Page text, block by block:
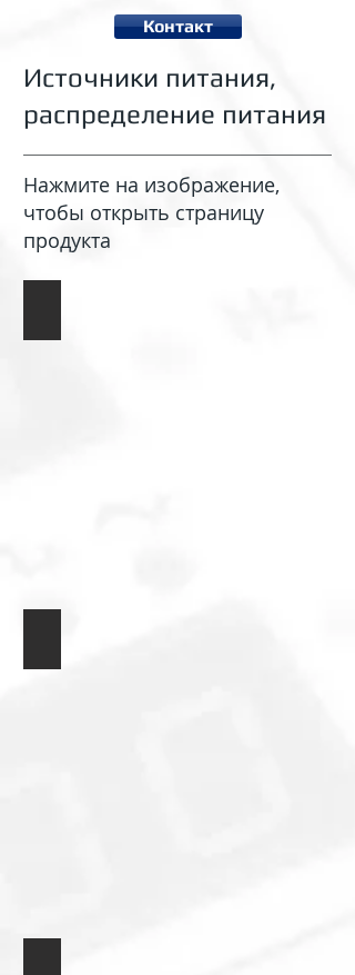
Источники питания,
распределение питания
Нажмите на изображение,
чтобы открыть страницу
продукта
Контакт